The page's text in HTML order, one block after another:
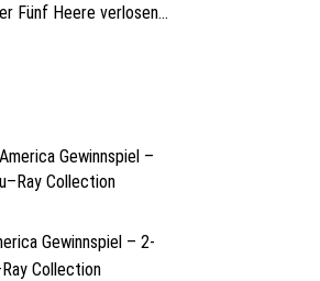
Fünf Heere verlosen...
Gewinnspiel – 2-
Collection